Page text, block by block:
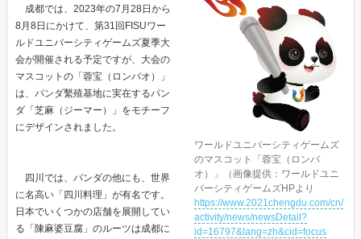
ワールドユニバーシティゲームズ
のマスコット「蓉宝（ロンバ
オ）」（画像提供：ワールドユニ
バーシティゲームズHPより
https://www.2021chengdu.com/cn/
activity/news/newsDetail?
id=16797&lang=zh&cid=focus
成都では、2023年の7月28日から
8月8日にかけて、第31回FISUワー
ルドユニバーシティゲームズ夏季大
会が開催される予定ですが、大会の
マスコットの「蓉宝（ロンバオ）」
は、パンダ繫殖基地に実在するパン
ダ「芝麻（ジーマー）」をモチーフ
にデザインされました。
四川では、パンダの他にも、世界
に名高い「四川料理」が有名です。
日本でいくつかの店舗を展開してい
る「陳麻婆豆腐」のルーツは成都に